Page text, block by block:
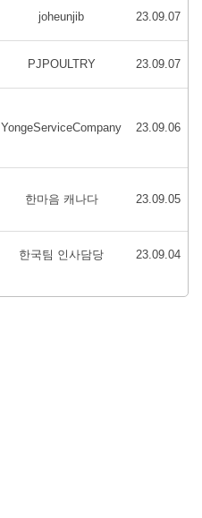
joheunjib 23.09.07
PJPOULTRY 23.09.07
YongeServiceCompany 23.09.06
한마음 캐나다 23.09.05
한국팀 인사담당 23.09.04